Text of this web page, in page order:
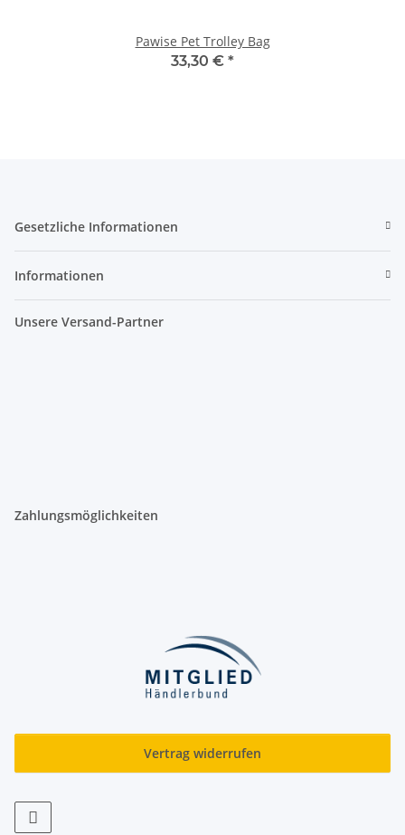
Pawise Pet Trolley Bag
33,30 € *
Gesetzliche Informationen
Informationen
Unsere Versand-Partner
Zahlungsmöglichkeiten
Vertrag widerrufen